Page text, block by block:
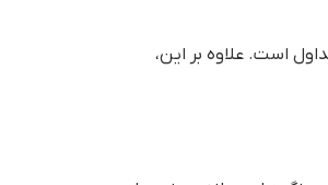
است. علاوه بر این،